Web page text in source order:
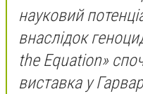
науковий
внаслідок
the Equation»
виставка у